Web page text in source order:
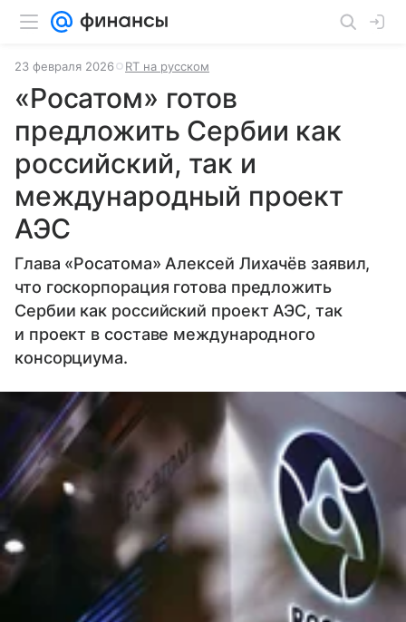
23 февраля 2026 RT на русском
«Росатом» готов
предложить Сербии как
российский, так и
международный проект
АЭС
Глава «Росатома» Алексей Лихачёв заявил,
что госкорпорация готова предложить
Сербии как российский проект АЭС, так
и проект в составе международного
консорциума.